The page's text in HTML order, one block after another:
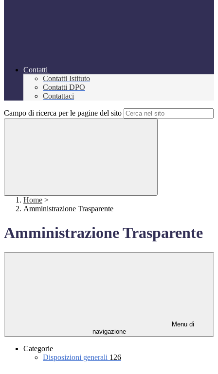
Contatti
Contatti Istituto
Contatti DPO
Contattaci
Campo di ricerca per le pagine del sito
Home >
Amministrazione Trasparente
Amministrazione Trasparente
Menu di
navigazione
Categorie
Disposizioni generali 126